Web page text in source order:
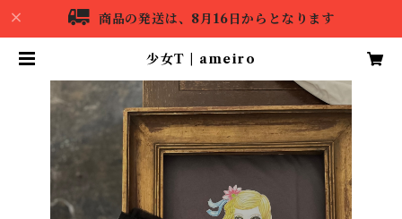
商品の発送は、8月16日からとなります
少女T | ameiro